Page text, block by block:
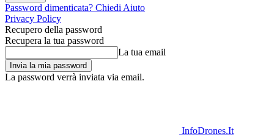
Password dimenticata? Chiedi Aiuto
Privacy Policy
Recupero della password
Recupera la tua password
La tua email
La password verrà inviata via email.
InfoDrones.It